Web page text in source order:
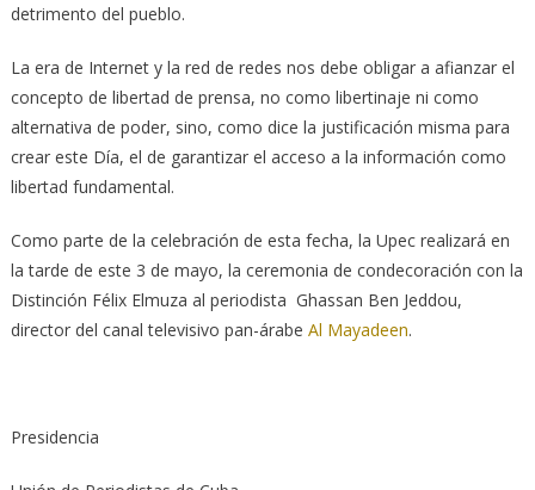
detrimento del pueblo.
La era de Internet y la red de redes nos debe obligar a afianzar el
concepto de libertad de prensa, no como libertinaje ni como
alternativa de poder, sino, como dice la justificación misma para
crear este Día, el de garantizar el acceso a la información como
libertad fundamental.
Como parte de la celebración de esta fecha, la Upec realizará en
la tarde de este 3 de mayo, la ceremonia de condecoración con la
Distinción Félix Elmuza al periodista Ghassan Ben Jeddou,
director del canal televisivo pan-árabe Al Mayadeen.
Presidencia